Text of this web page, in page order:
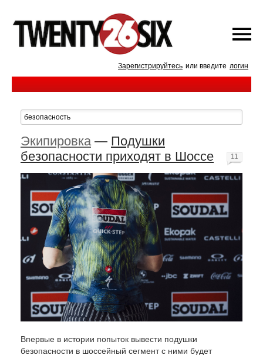
Зарегистрируйтесь или введите логин
Экипировка— Подушки
безопасности приходят в Шоссе
Впервые в истории попыток вывести подушки
безопасности в шоссейный сегмент с ними будет
11